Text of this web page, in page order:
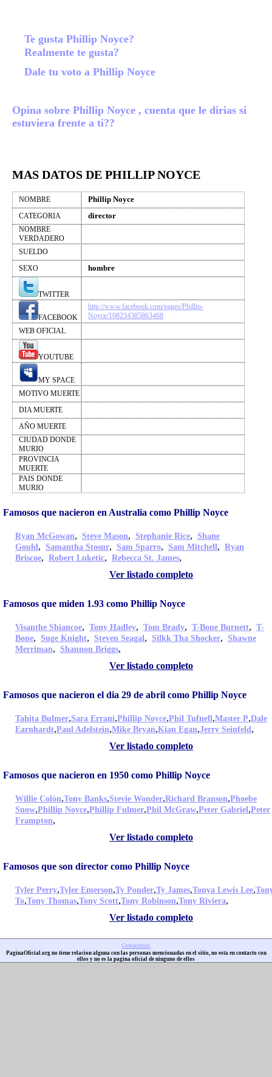
Te gusta Phillip Noyce?
Realmente te gusta?
Dale tu voto a Phillip Noyce
Opina sobre Phillip Noyce , cuenta que le dirias si
estuviera frente a ti??
MAS DATOS DE PHILLIP NOYCE
NOMBRE Phillip Noyce
CATEGORIA director
NOMBRE
VERDADERO
SUELDO
SEXO
hombre
TWITTER
FACEBOOK
http://www.facebook.com/pages/Phillip-
Noyce/108234385863468
WEB OFICIAL
YOUTUBE
MY SPACE
MOTIVO MUERTE
DIA MUERTE
AÑO MUERTE
CIUDAD DONDE
MURIO
PROVINCIA
MUERTE
PAIS DONDE
MURIO
Famosos que nacieron en Australia como Phillip Noyce
Ryan McGowan, Steve Mason, Stephanie Rice, Shane
Gould, Samantha Stosur, Sam Sparro, Sam Mitchell, Ryan
Briscoe, Robert Luketic, Rebecca St. James,
Ver listado completo
Famosos que miden 1.93 como Phillip Noyce
Visanthe Shiancoe, Tony Hadley, Tom Brady, T-Bone Burnett, T-
Bone, Suge Knight, Steven Seagal, Silkk Tha Shocker, Shawne
Merriman, Shannon Briggs,
Ver listado completo
Famosos que nacieron el dia 29 de abril como Phillip Noyce
Tahita Bulmer,Sara Errani,Phillip Noyce,Phil Tufnell,Master P,Dale
Earnhardt,Paul Adelstein,Mike Bryan,Kian Egan,Jerry Seinfeld,
Ver listado completo
Famosos que nacieron en 1950 como Phillip Noyce
Willie Colón,Tony Banks,Stevie Wonder,Richard Branson,Phoebe
Snow,Phillip Noyce,Phillip Fulmer,Phil McGraw,Peter Gabriel,Peter
Frampton,
Ver listado completo
Famosos que son director como Phillip Noyce
Tyler Perry,Tyler Emerson,Ty Ponder,Ty James,Tonya Lewis Lee,
To,Tony Thomas,Tony Scott,Tony Robinson,Tony Riviera,
Ver listado completo
Contactenos
PaginaOficial.org no tiene relacion alguna con las personas mencionadas en el sitio, no esta en contacto con
ellos y no es la pagina oficial de ninguno de ellos